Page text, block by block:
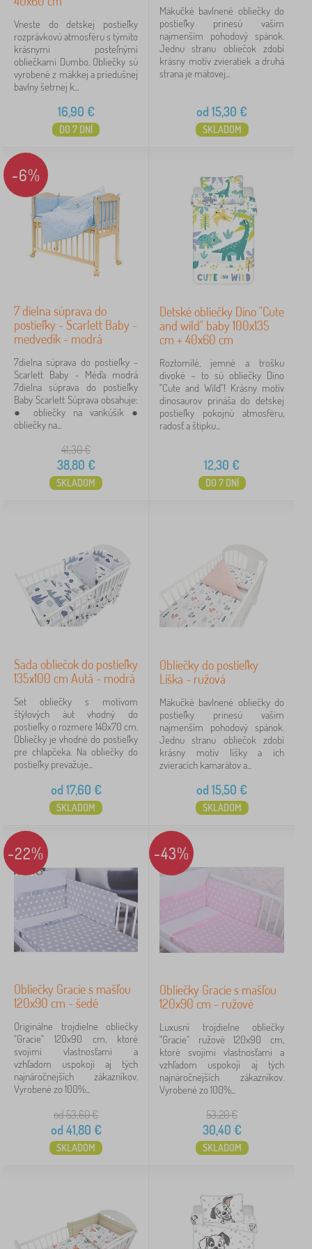
Dostupnosť
Typ ponuky
Štítky
Rozprávkové postavičky
Zrušiť
Vneste do detskej postieľky
rozprávkovú atmosféru s týmito
krásnymi posteľnými
obliečkami Dumbo. Obliečky sú
vyrobené z mäkkej a priedušnej
bavlny šetrnej k...
16,90 €
DO 7 DNÍ
Mäkučké bavlnené obliečky do
postieľky prinesú vašim
najmenším pohodový spánok.
Jednu stranu obliečok zdobí
krásny motív zvieratiek a druhá
strana je mätovej...
od 15,30 €
SKLADOM
-6%
7 dielna súprava do
postieľky - Scarlett Baby -
medvedík - modrá
7dielna súprava do postieľky -
Scarlett Baby - Méďa modrá
7dielna súprava do postieľky
Baby Scarlett Súprava obsahuje:
● obliečky na vankúšik ●
obliečky na...
41,30€
38,80 €
SKLADOM
Detské obliečky Dino "Cute
and wild" baby 100x135
cm + 40x60 cm
Roztomilé, jemné a trošku
divoké – to sú obliečky Dino
"Cute and Wild"! Krásny motív
dinosaurov prináša do detskej
postieľky pokojnú atmosféru,
radosť a štipku...
12,30 €
DO 7 DNÍ
Sada obliečok do postieľky
135x100 cm Autá - modrá
Set obliečky s motívom
štýlových áut vhodný do
postieľky o rozmere 140x70 cm.
Obliečky je vhodné do postieľky
pre chlapčeka. Na obliečky do
postieľky prevažuje...
od 17,60 €
SKLADOM
Obliečky do postieľky
Líška - ružová
Mäkučké bavlnené obliečky do
postieľky prinesú vašim
najmenším pohodový spánok.
Jednu stranu obliečok zdobí
krásny motív líšky a ich
zvieracích kamarátov a...
od 15,50 €
SKLADOM
-22%
Obliečky Gracie s mašľou
120x90 cm - šedé
Originálne trojdielne obliečky
"Gracie" 120x90 cm, ktoré
svojimi vlastnosťami a
vzhľadom uspokojí aj tých
najnáročnejších zákazníkov.
Vyrobené zo 100%...
od 53,60€
od 41,80 €
SKLADOM
-43%
Obliečky Gracie s mašľou
120x90 cm - ružové
Luxusní trojdielne obliečky
"Gracie" ružové 120x90 cm,
ktoré svojimi vlastnosťami a
vzhľadom uspokojí aj tých
najnáročnejších zákazníkov.
Vyrobené zo 100%...
53,20€
30,40 €
SKLADOM